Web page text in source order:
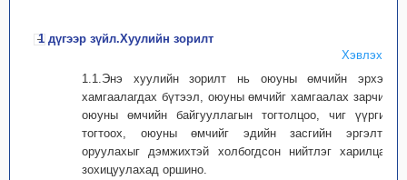
1 дүгээр зүйл.Хуулийн зорилт
Хэвлэх
1.1.Энэ хуулийн зорилт нь оюуны өмчийн эрхээр
хамгаалагдах бүтээл, оюуны өмчийг хамгаалах зарчим,
оюуны өмчийн байгууллагын тогтолцоо, чиг үүргийг
тогтоох, оюуны өмчийг эдийн засгийн эргэлтэд
оруулахыг дэмжихтэй холбогдсон нийтлэг харилцааг
зохицуулахад оршино.